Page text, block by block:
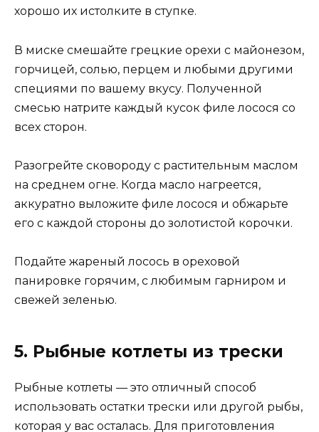
хорошо их истолките в ступке.
В миске смешайте грецкие орехи с майонезом,
горчицей, солью, перцем и любыми другими
специями по вашему вкусу. Полученной
смесью натрите каждый кусок филе лосося со
всех сторон.
Разогрейте сковороду с растительным маслом
на среднем огне. Когда масло нагреется,
аккуратно выложите филе лосося и обжарьте
его с каждой стороны до золотистой корочки.
Подайте жареный лосось в ореховой
панировке горячим, с любимым гарниром и
свежей зеленью.
5. Рыбные котлеты из трески
Рыбные котлеты — это отличный способ
использовать остатки трески или другой рыбы,
которая у вас осталась. Для приготовления